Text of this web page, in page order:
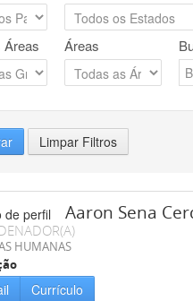
Áreas Áreas
Limpar Filtros
Aaron Sena
HUMANAS
Currículo